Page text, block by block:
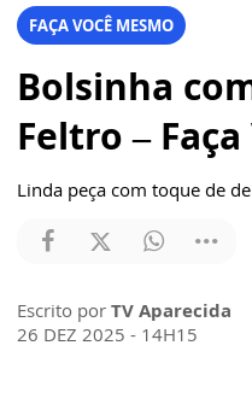
FAÇA VOCÊ MESMO
Bolsinha
Feltro –
Linda peça com toque de
Escrito por TV Aparecida
26 DEZ 2025 - 14H15